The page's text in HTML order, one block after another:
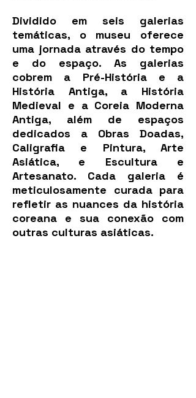
Dividido em seis galerias
temáticas, o museu oferece
uma jornada através do tempo
e do espaço. As galerias
cobrem a Pré-História e a
História Antiga, a História
Medieval e a Coreia Moderna
Antiga, além de espaços
dedicados a Obras Doadas,
Caligrafia e Pintura, Arte
Asiática, e Escultura e
Artesanato. Cada galeria é
meticulosamente curada para
refletir as nuances da história
coreana e sua conexão com
outras culturas asiáticas.